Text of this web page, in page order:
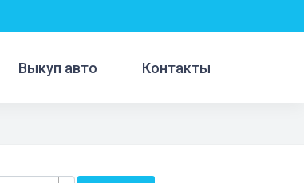
Выкуп авто Контакты